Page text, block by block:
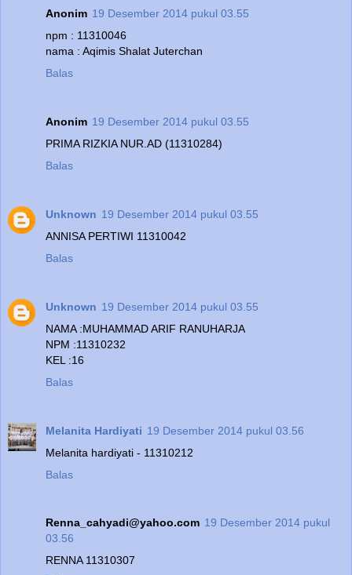
Anonim 19 Desember 2014 pukul 03.55
npm : 11310046
nama : Aqimis Shalat Juterchan
Balas
Anonim 19 Desember 2014 pukul 03.55
PRIMA RIZKIA NUR.AD (11310284)
Balas
Unknown 19 Desember 2014 pukul 03.55
ANNISA PERTIWI 11310042
Balas
Unknown 19 Desember 2014 pukul 03.55
NAMA :MUHAMMAD ARIF RANUHARJA
NPM :11310232
KEL :16
Balas
Melanita Hardiyati 19 Desember 2014 pukul 03.56
Melanita hardiyati - 11310212
Balas
Renna_cahyadi@yahoo.com 19 Desember 2014 pukul
03.56
RENNA 11310307